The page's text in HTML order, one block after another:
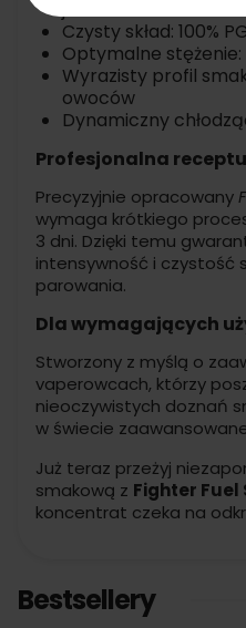
Czysty skład: 100%
Optymalne
Wyrazisty profil
owoców
Dynamiczny
Profesjonalna
Precyzyjnie opracowany
wymaga krótkiego
3 dni. Dzięki temu
intensywność i czystość
parowania.
Dla wymagających
Stworzony z myślą o
vaperowcach, którzy
nieoczywistych doznań
w świecie
Już teraz przeżyj
smakową z Fighter Fuel
koncentrat czeka na
Bestsellery